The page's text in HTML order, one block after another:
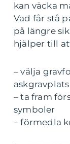
kan väcka
Vad får stå
på längre
hjälper till
– välja
– ta fram
symboler
– förmedla